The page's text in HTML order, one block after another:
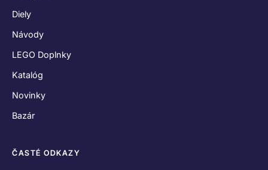
Diely
Návody
LEGO Doplnky
Katalóg
Novinky
Bazár
ČASTÉ ODKAZY